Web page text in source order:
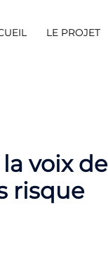
LE PROJET
voix de
risque